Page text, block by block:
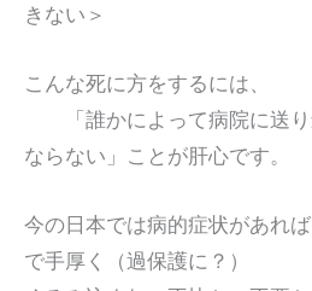
きない＞
こんな死に方をするには、
「誰かによって病院に送り
ならない」ことが肝心です。
今の日本では病的症状があれ
で手厚く（過保護に？）